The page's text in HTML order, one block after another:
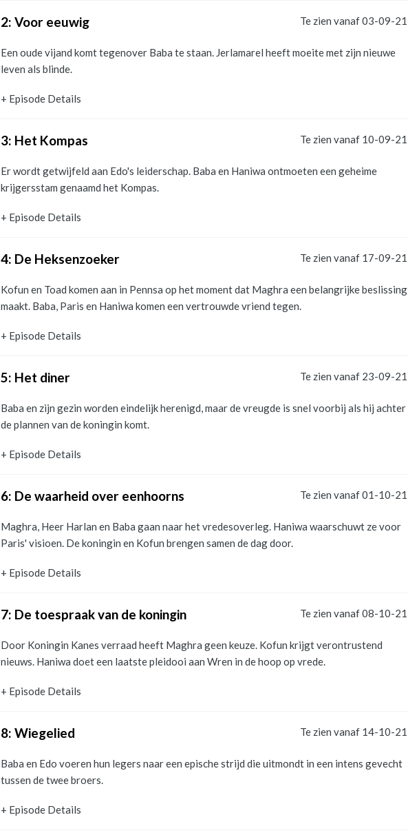
Te zien vanaf 03-09-21
2: Voor eeuwig
Een oude vijand komt tegenover Baba te staan. Jerlamarel heeft moeite met zijn nieuwe
leven als blinde.
+ Episode Details
Te zien vanaf 10-09-21
3: Het Kompas
Er wordt getwijfeld aan Edo's leiderschap. Baba en Haniwa ontmoeten een geheime
krijgersstam genaamd het Kompas.
+ Episode Details
Te zien vanaf 17-09-21
4: De Heksenzoeker
Kofun en Toad komen aan in Pennsa op het moment dat Maghra een belangrijke beslissing
maakt. Baba, Paris en Haniwa komen een vertrouwde vriend tegen.
+ Episode Details
Te zien vanaf 23-09-21
5: Het diner
Baba en zijn gezin worden eindelijk herenigd, maar de vreugde is snel voorbij als hij achter
de plannen van de koningin komt.
+ Episode Details
Te zien vanaf 01-10-21
6: De waarheid over eenhoorns
Maghra, Heer Harlan en Baba gaan naar het vredesoverleg. Haniwa waarschuwt ze voor
Paris' visioen. De koningin en Kofun brengen samen de dag door.
+ Episode Details
Te zien vanaf 08-10-21
7: De toespraak van de koningin
Door Koningin Kanes verraad heeft Maghra geen keuze. Kofun krijgt verontrustend
nieuws. Haniwa doet een laatste pleidooi aan Wren in de hoop op vrede.
+ Episode Details
Te zien vanaf 14-10-21
8: Wiegelied
Baba en Edo voeren hun legers naar een epische strijd die uitmondt in een intens gevecht
tussen de twee broers.
+ Episode Details